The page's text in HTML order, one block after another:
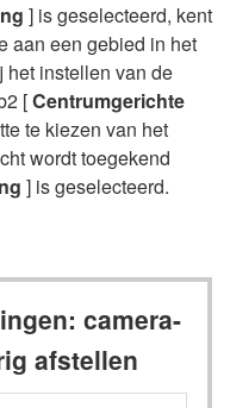
] is geselecteerd, kent
aan een gebied in het
het instellen van de
[Centrumgerichte
te kiezen van het
wordt toegekend
] is geselecteerd.
camera-
afstellen